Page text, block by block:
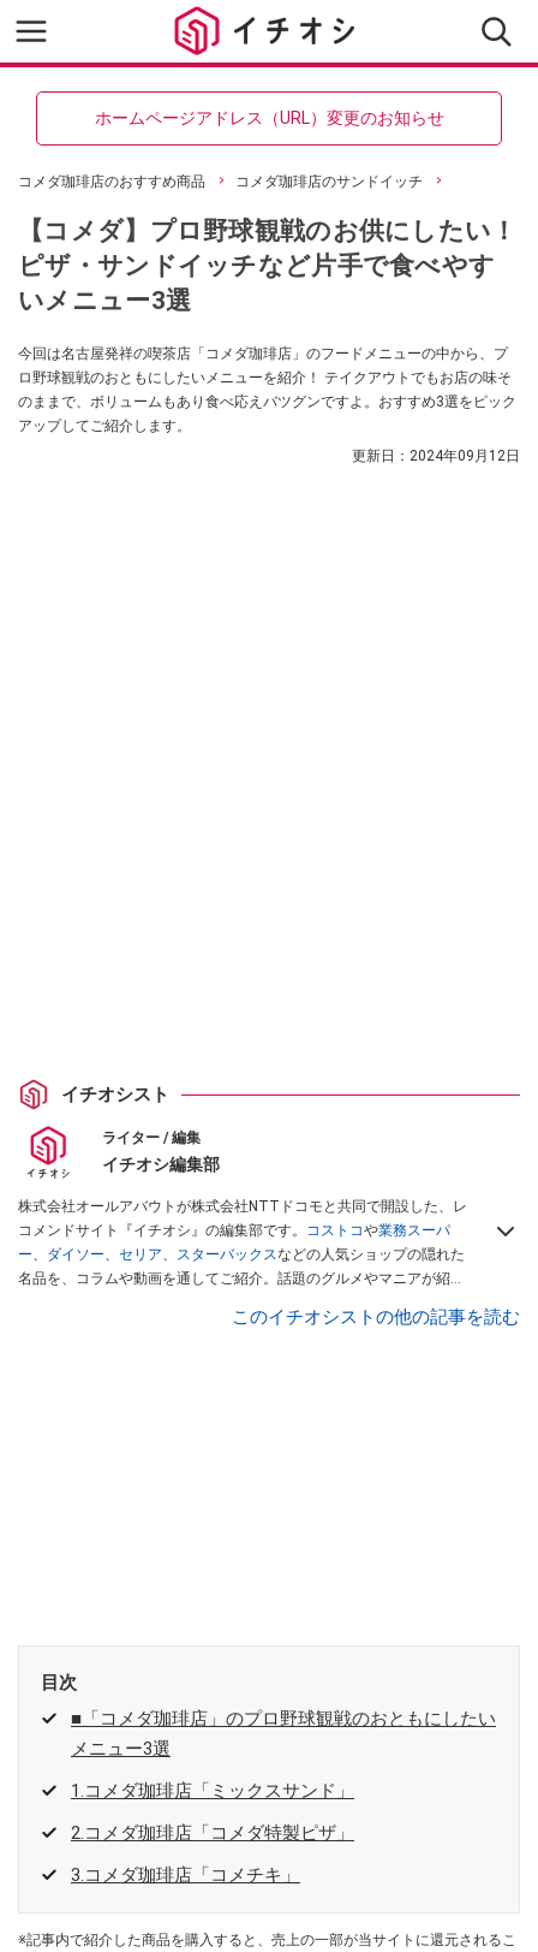
ホームページアドレス（URL）変更のお知らせ
コメダ珈琲店のおすすめ商品 コメダ珈琲店のサンドイッチ
【コメダ】プロ野球観戦のお供にしたい！
ピザ・サンドイッチなど片手で食べやす
いメニュー3選
今回は名古屋発祥の喫茶店「コメダ珈琲店」のフードメニューの中から、プ
ロ野球観戦のおともにしたいメニューを紹介！ テイクアウトでもお店の味そ
のままで、ボリュームもあり食べ応えバツグンですよ。おすすめ3選をピック
アップしてご紹介します。
更新日： 2024年09月12日
イチオシスト
ライター / 編集
イチオシ編集部
株式会社オールアバウトが株式会社NTTドコモと共同で開設した、レ
コメンドサイト『イチオシ』の編集部です。 コストコや業務スーパ
ー、 ダイソー、 セリア、 スターバックスなどの人気ショップの隠れた
名品を、コラムや動画を通してご紹介。話題のグルメやマニアが紹介
インフルエンサーが実際に使用してレビューしています。毎日トレン
このイチオシストの他の記事を読む
目次
■「コメダ珈琲店」のプロ野球観戦のおともにしたい
メニュー3選
1.コメダ珈琲店「ミックスサンド」
2.コメダ珈琲店「コメダ特製ピザ」
3.コメダ珈琲店「コメチキ」
※記事内で紹介した商品を購入すると、売上の一部が当サイトに還元されるこ